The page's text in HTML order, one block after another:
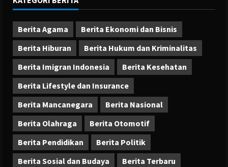
Berita Agama
Berita Ekonomi dan Bisnis
Berita Hiburan
Berita Hukum dan Kriminalitas
Berita Imigran Indonesia
Berita Kesehatan
Berita Lifestyle dan Insurance
Berita Mancanegara
Berita Nasional
Berita Olahraga
Berita Otomotif
Berita Pendidikan
Berita Politik
Berita Sosial dan Budaya
Berita Terbaru